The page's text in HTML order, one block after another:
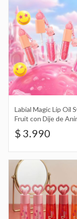
Labial Magic Lip Oil
Fruit con Dije de
Oso, Conejo con
$ 3.990